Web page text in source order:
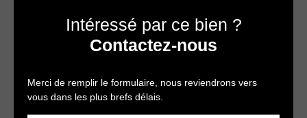
Intéressé par ce bien ?
Contactez-nous
Merci de remplir le formulaire, nous reviendrons vers
vous dans les plus brefs délais.